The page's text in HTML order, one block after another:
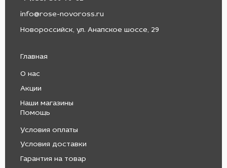
info@rose-novoross.ru
Новороссийск, ул. Анапское шоссе, 29
Главная
О нас
Акции
Наши магазины
Помощь
Условия оплаты
Условия доставки
Гарантия на товар